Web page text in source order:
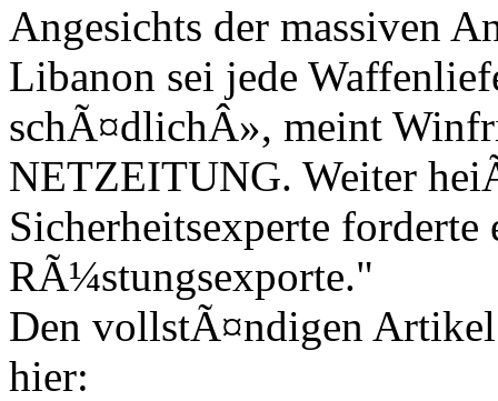
Angesichts der massiven
Libanon sei jede
schÃ¤dlichÂ», meint
NETZEITUNG. Weiter
Sicherheitsexperte
RÃ¼stungsexporte."
Den vollstÃ¤ndigen
hier: